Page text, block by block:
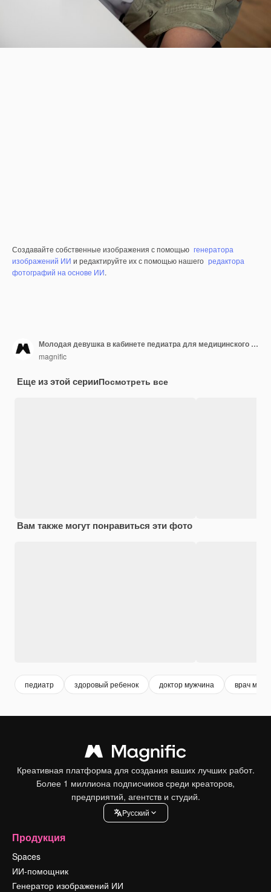
Создавайте собственные изображения с помощью генератора
изображений ИИ и редактируйте их с помощью нашего редактора
фотографий на основе ИИ.
Молодая девушка в кабинете педиатра для медицинского осмотра
magnific
Еще из этой серииПосмотреть все
Вам также могут понравиться эти фото
педиатр здоровый ребенок доктор мужчина врач
Креативная платформа для создания ваших лучших работ.
Более 1 миллиона подписчиков среди креаторов,
предприятий, агентств и студий.
Pусский
Продукция
Spaces
ИИ-помощник
Генератор изображений ИИ